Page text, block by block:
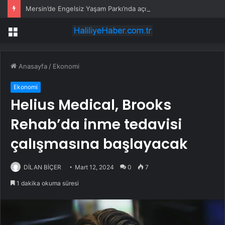
Mersin’de Engelsiz Yaşam Parkı’nda açık hava sinema keyfi
Menü
Anasayfa / Ekonomi
Ekonomi
Helius Medical, Brooks
Rehab’da inme tedavisi
çalışmasına başlayacak
DİLAN BİÇER Mart 12, 2024 0 7
1 dakika okuma süresi